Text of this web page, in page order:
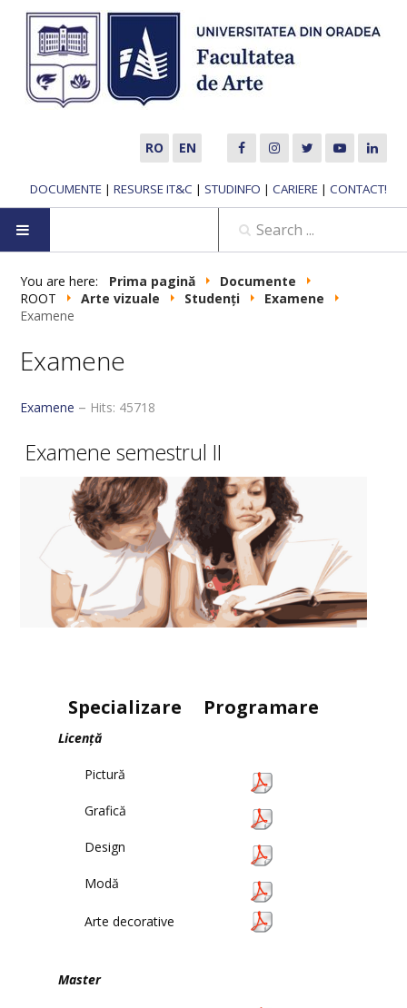
RO EN
DOCUMENTE | RESURSE IT&C | STUDINFO | CARIERE | CONTACT!
HOME
ABOUT US
MUSIC DEPARTMENT
VISUAL ARTS DEPARTMENT
ERASMUS
You are here: Prima pagină
Documente
ROOT
Arte vizuale Studenți
Examene
Examene
Examene
Examene Hits: 45718
Examene semestrul II
Specializare Programare
Licență
Pictură
Grafică
Design
Modă
Arte decorative
Master